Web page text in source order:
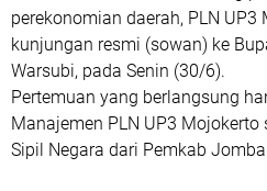
perekonomian daerah, PLN
kunjungan resmi (sowan) ke
Warsubi, pada Senin (30/6).
Pertemuan yang berlangsung
Manajemen PLN UP3
Sipil Negara dari Pemkab